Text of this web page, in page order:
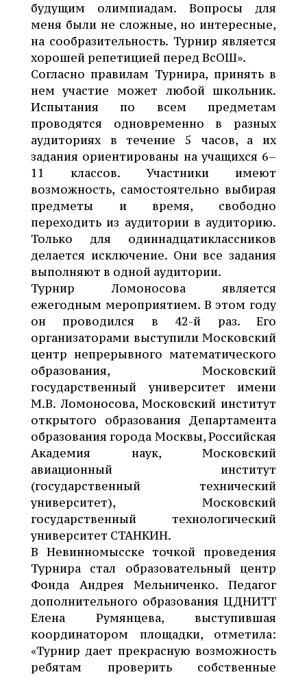
будущим олимпиадам. Вопросы для
меня были не сложные, но интересные,
на сообразительность. Турнир является
хорошей репетицией перед ВсОШ».
Согласно правилам Турнира, принять в
нем участие может любой школьник.
Испытания по всем предметам
проводятся одновременно в разных
аудиториях в течение 5 часов, а их
задания ориентированы на учащихся 6–
11 классов. Участники имеют
возможность, самостоятельно выбирая
предметы и время, свободно
переходить из аудитории в аудиторию.
Только для одиннадцатиклассников
делается исключение. Они все задания
выполняют в одной аудитории.
Турнир Ломоносова является
ежегодным мероприятием. В этом году
он проводился в 42-й раз. Его
организаторами выступили Московский
центр непрерывного математического
образования, Московский
государственный университет имени
М.В. Ломоносова, Московский институт
открытого образования Департамента
образования города Москвы, Российская
Академия наук, Московский
авиационный институт
(государственный технический
университет), Московский
государственный технологический
университет СТАНКИН.
В Невинномысске точкой проведения
Турнира стал образовательный центр
Фонда Андрея Мельниченко. Педагог
дополнительного образования ЦДНИТТ
Елена Румянцева, выступившая
координатором площадки, отметила:
«Турнир дает прекрасную возможность
ребятам проверить собственные